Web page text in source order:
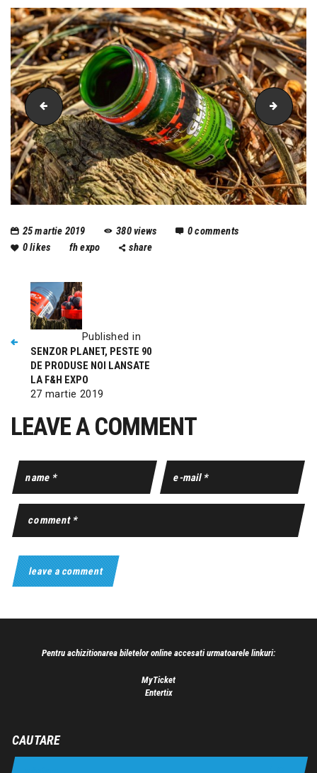
snz (2) feeder
25 martie 2019 380views 0comments
0likes fh expo share
Published in
SENZOR PLANET, PESTE 90
DE PRODUSE NOI LANSATE
LA F&H EXPO
27 martie 2019
LEAVE A COMMENT
Pentru achizitionarea biletelor online accesati urmatoarele linkuri:
MyTicket
Entertix
CAUTARE